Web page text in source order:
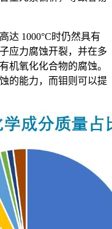
达 1000°C时仍然具有
应力腐蚀开裂，并在多
机氧化化合物的腐蚀。
的能力，而钼则可以提